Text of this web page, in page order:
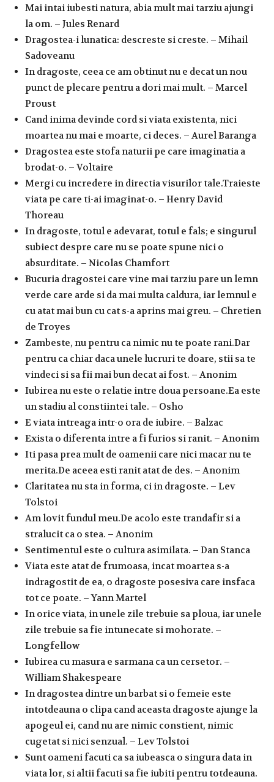
Mai intai iubesti natura, abia mult mai tarziu ajungi
la om. – Jules Renard
Dragostea-i lunatica: descreste si creste. – Mihail
Sadoveanu
In dragoste, ceea ce am obtinut nu e decat un nou
punct de plecare pentru a dori mai mult. – Marcel
Proust
Cand inima devinde cord si viata existenta, nici
moartea nu mai e moarte, ci deces. – Aurel Baranga
Dragostea este stofa naturii pe care imaginatia a
brodat-o. – Voltaire
Mergi cu incredere in directia visurilor tale.Traieste
viata pe care ti-ai imaginat-o. – Henry David
Thoreau
In dragoste, totul e adevarat, totul e fals; e singurul
subiect despre care nu se poate spune nici o
absurditate. – Nicolas Chamfort
Bucuria dragostei care vine mai tarziu pare un lemn
verde care arde si da mai multa caldura, iar lemnul e
cu atat mai bun cu cat s-a aprins mai greu. – Chretien
de Troyes
Zambeste, nu pentru ca nimic nu te poate rani.Dar
pentru ca chiar daca unele lucruri te doare, stii sa te
vindeci si sa fii mai bun decat ai fost. – Anonim
Iubirea nu este o relatie intre doua persoane.Ea este
un stadiu al constiintei tale. – Osho
E viata intreaga intr-o ora de iubire. – Balzac
Exista o diferenta intre a fi furios si ranit. – Anonim
Iti pasa prea mult de oamenii care nici macar nu te
merita.De aceea esti ranit atat de des. – Anonim
Claritatea nu sta in forma, ci in dragoste. – Lev
Tolstoi
Am lovit fundul meu.De acolo este trandafir si a
stralucit ca o stea. – Anonim
Sentimentul este o cultura asimilata. – Dan Stanca
Viata este atat de frumoasa, incat moartea s-a
indragostit de ea, o dragoste posesiva care insfaca
tot ce poate. – Yann Martel
In orice viata, in unele zile trebuie sa ploua, iar unele
zile trebuie sa fie intunecate si mohorate. –
Longfellow
Iubirea cu masura e sarmana ca un cersetor. –
William Shakespeare
In dragostea dintre un barbat si o femeie este
intotdeauna o clipa cand aceasta dragoste ajunge la
apogeul ei, cand nu are nimic constient, nimic
cugetat si nici senzual. – Lev Tolstoi
Sunt oameni facuti ca sa iubeasca o singura data in
viata lor, si altii facuti sa fie iubiti pentru totdeauna.